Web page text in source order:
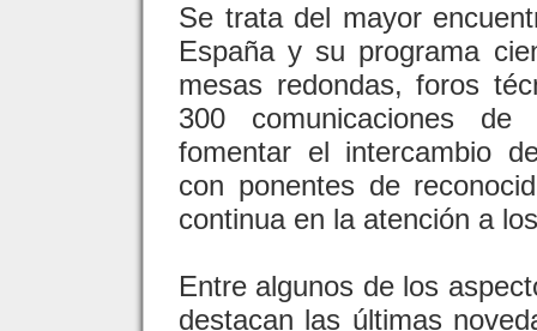
Se trata del mayor
España y su programa
mesas redondas, foros
300 comunicaciones
fomentar el intercambio
con ponentes de
continua en la atención a
Entre algunos de los
destacan las últimas